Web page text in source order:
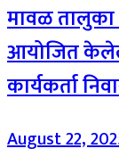
मावळ तालुका
आयोजित
कार्यकर्ता
August 22,